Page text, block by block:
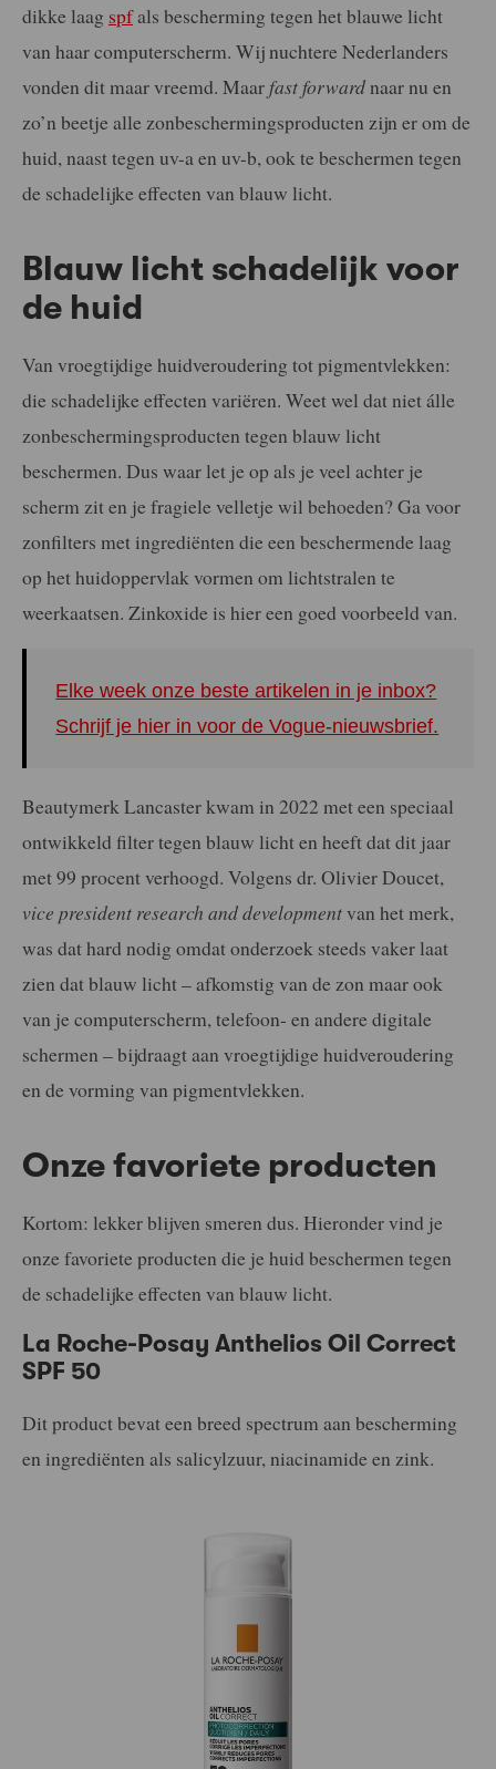
dikke laag spfals bescherming tegen het blauwe licht
van haar computerscherm. Wij nuchtere Nederlanders
vonden dit maar vreemd. Maar fast forwardnaar nu en
zo’n beetje alle zonbeschermingsproducten zijn er om de
huid, naast tegen uv-a en uv-b, ook te beschermen tegen
de schadelijke effecten van blauw licht.
Blauw licht schadelijk voor
de huid
Van vroegtijdige huidveroudering tot pigmentvlekken:
die schadelijke effecten variëren. Weet wel dat niet álle
zonbeschermingsproducten tegen blauw licht
beschermen. Dus waar let je op als je veel achter je
scherm zit en je fragiele velletje wil behoeden? Ga voor
zonfilters met ingrediënten die een beschermende laag
op het huidoppervlak vormen om lichtstralen te
weerkaatsen. Zinkoxide is hier een goed voorbeeld van.
Elke week onze beste artikelen in je inbox?
Schrijf je hier in voor de Vogue-nieuwsbrief.
Beautymerk Lancaster kwam in 2022 met een speciaal
ontwikkeld filter tegen blauw licht en heeft dat dit jaar
met 99 procent verhoogd. Volgens dr. Olivier Doucet,
vice president research and developmentvan het merk,
was dat hard nodig omdat onderzoek steeds vaker laat
zien dat blauw licht – afkomstig van de zon maar ook
van je computerscherm, telefoon- en andere digitale
schermen – bijdraagt aan vroegtijdige huidveroudering
en de vorming van pigmentvlekken.
Onze favoriete producten
Kortom: lekker blijven smeren dus. Hieronder vind je
onze favoriete producten die je huid beschermen tegen
de schadelijke effecten van blauw licht.
La Roche-Posay Anthelios Oil Correct
SPF 50
Dit product bevat een breed spectrum aan bescherming
en ingrediënten als salicylzuur, niacinamide en zink.